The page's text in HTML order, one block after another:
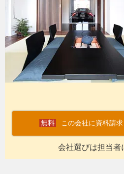
この会社に資料請
会社選びは担当者